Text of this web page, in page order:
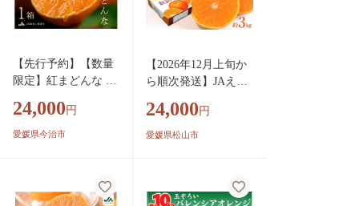
【先行予約】【数量
限定】紅まどんな 化
【KC00620】11月中
旬～12月下旬に順次
ドンナ まどんな み
かん 愛媛県 果物 フ
24,000 円
愛媛県今治市
【2026年12月上旬か
ら順次発送】JAえひ
な】化粧箱1箱 3kg 愛
媛 みかん 紅マドンナ
ん くだもの フルーツ
愛媛県 松山市
24,000 円
愛媛県松山市